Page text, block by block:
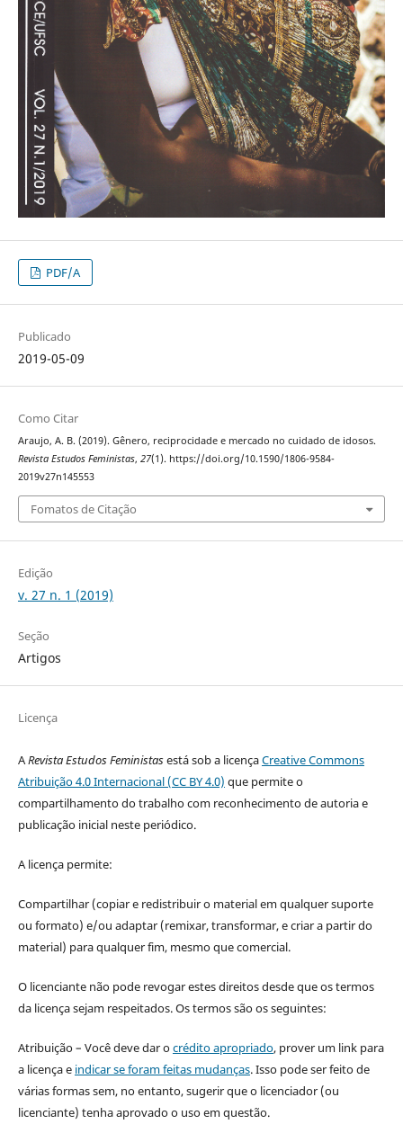
PDF/A
Publicado
2019-05-09
Como Citar
Araujo, A. B. (2019). Gênero, reciprocidade e mercado no cuidado de idosos.
Revista Estudos Feministas, 27(1). https://doi.org/10.1590/1806-9584-
2019v27n145553
Fomatos de Citação
Edição
v. 27 n. 1 (2019)
Seção
Artigos
Licença
ARevista Estudos Feministasestá sob a licençaCreative Commons
Atribuição 4.0 Internacional (CC BY 4.0) que permite o
compartilhamento do trabalho com reconhecimento de autoria e
publicação inicial neste periódico.
A licença permite:
Compartilhar (copiar e redistribuir o material em qualquer suporte
ou formato) e/ou adaptar (remixar, transformar, e criar a partir do
material) para qualquer fim, mesmo que comercial.
O licenciante não pode revogar estes direitos desde que os termos
da licença sejam respeitados. Os termos são os seguintes:
Atribuição – Você deve dar ocrédito apropriado, prover um link para
a licença e indicar se foram feitas mudanças. Isso pode ser feito de
várias formas sem, no entanto, sugerir que o licenciador (ou
licenciante) tenha aprovado o uso em questão.